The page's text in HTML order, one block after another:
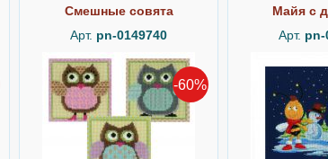
Смешные совята
Арт. pn-0149740
-60%
Майя с
Арт. pn-